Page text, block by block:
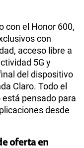
con el Honor 600,
con
acceso libre a
5G y
del dispositivo
Claro. Todo el
pensado para
desde
oferta en